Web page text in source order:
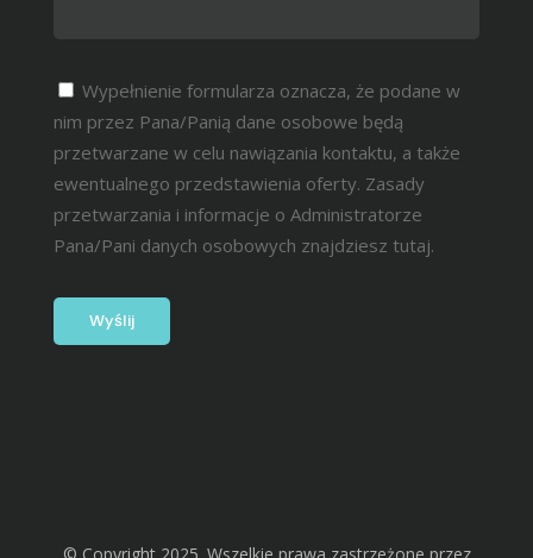
Wypełnienie formularza oznacza, że podane w
nim przez Pana/Panią dane osobowe będą
przetwarzane w celu nawiązania kontaktu, a także
ewentualnego przedstawienia oferty. Zasady
przetwarzania i informacje o Administratorze
Pana/Pani danych osobowych znajdziesz tutaj.